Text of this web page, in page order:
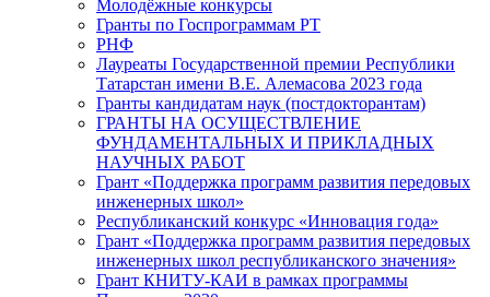
Молодёжные конкурсы
Гранты по Госпрограммам РТ
РНФ
Лауреаты Государственной премии Республики
Татарстан имени В.Е. Алемасова 2023 года
Гранты кандидатам наук (постдокторантам)
ГРАНТЫ НА ОСУЩЕСТВЛЕНИЕ
ФУНДАМЕНТАЛЬНЫХ И ПРИКЛАДНЫХ
НАУЧНЫХ РАБОТ
Грант «Поддержка программ развития передовых
инженерных школ»
Республиканский конкурс «Инновация года»
Грант «Поддержка программ развития передовых
инженерных школ республиканского значения»
Грант КНИТУ-КАИ в рамках программы